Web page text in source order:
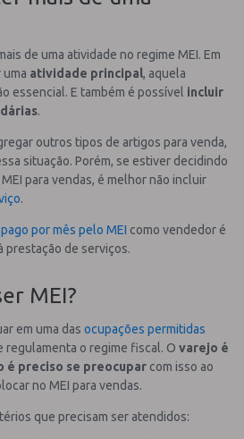
de uma atividade no regime MEI. Em
atividade principal, aquela
essencial. E também é possível incluir
.
outros tipos de artigos para venda,
situação. Porém, se estiver decidindo
para vendas, é melhor não incluir
.
por mês pelo MEI como vendedor é
prestação de serviços.
MEI?
em uma das ocupações permitidas
regulamenta o regime fiscal. O varejo é
é preciso se preocupar com isso ao
no MEI para vendas.
que precisam ser atendidos: